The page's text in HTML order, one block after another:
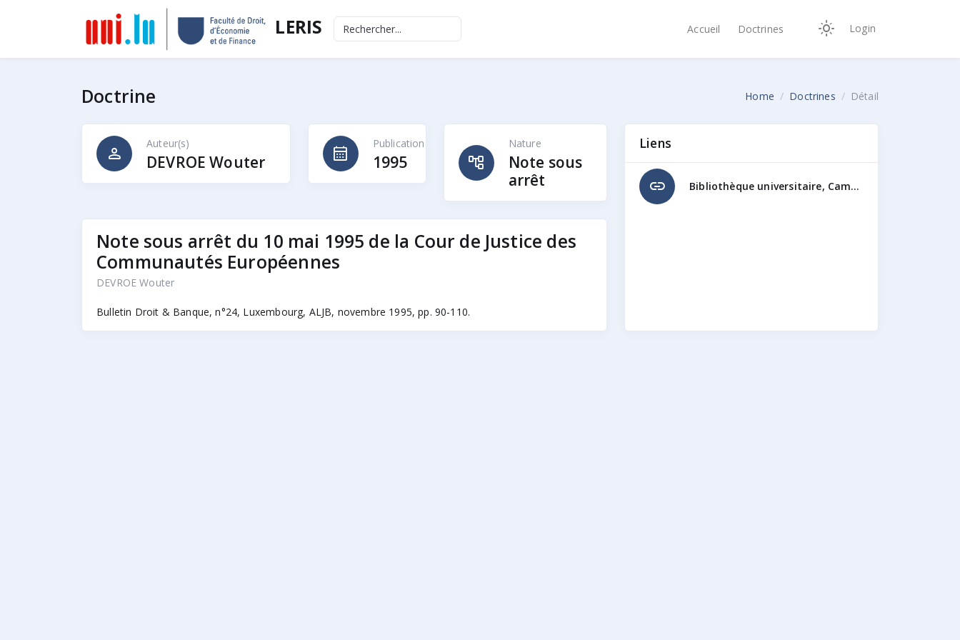
LERIS Login
Accueil Doctrines
Doctrine Home Doctrines Détail
person Auteur(s)
DEVROE Wouter calendar_month Publication
1995 account_tree
Nature
Note sous
arrêt
Note sous arrêt du 10 mai 1995 de la Cour de Justice des
Communautés Européennes
DEVROE Wouter
Bulletin Droit & Banque, n°24, Luxembourg, ALJB, novembre 1995, pp. 90-110.
Liens
link Bibliothèque universitaire, Campus Limpersberg